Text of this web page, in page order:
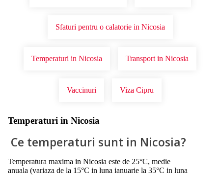
Sfaturi pentru o calatorie in Nicosia
Temperaturi in Nicosia Transport in Nicosia
Vaccinuri Viza Cipru
Temperaturi in Nicosia
Ce temperaturi sunt in Nicosia?
Temperatura maxima in Nicosia este de 25°C, medie
anuala (variaza de la 15°C in luna ianuarie la 35°C in luna